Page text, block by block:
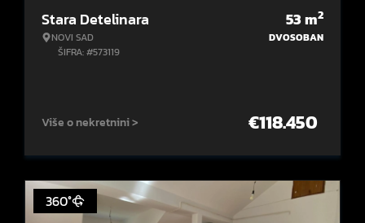
Stara Detelinara
NOVI SAD
ŠIFRA: #573119
53m2
DVOSOBAN
Više o nekretnini > €118.450
360°